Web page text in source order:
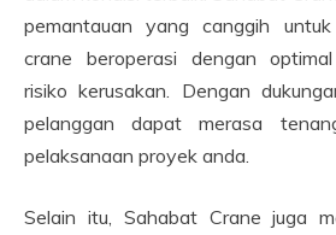
pemantauan yang canggih
crane beroperasi dengan
risiko kerusakan. Dengan
pelanggan dapat merasa
pelaksanaan proyek anda.
Selain itu, Sahabat Crane juga